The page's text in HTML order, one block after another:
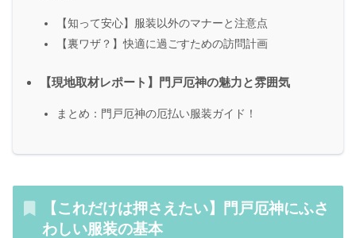
【知って安心】服装以外のマナーと注意点
【裏ワザ？】快適に過ごすための訪問計画
【現地取材レポート】門戸厄神の魅力と雰囲気
まとめ：門戸厄神の厄払い服装ガイド！
【これだけは押さえたい】門戸厄神にふさ
わしい服装の基本